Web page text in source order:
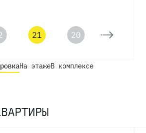
21 20 19
На этажеВ комплексе